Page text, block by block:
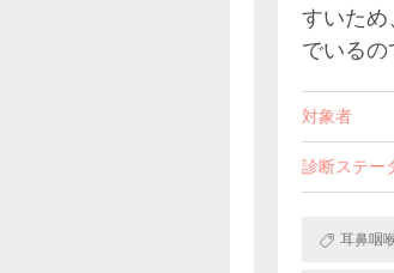
すいため
でいるの
対象者
診断ステー
耳鼻咽